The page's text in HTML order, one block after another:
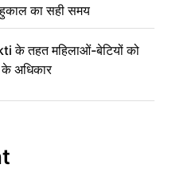
का सही समय
के तहत महिलाओं-बेटियों को
के अधिकार